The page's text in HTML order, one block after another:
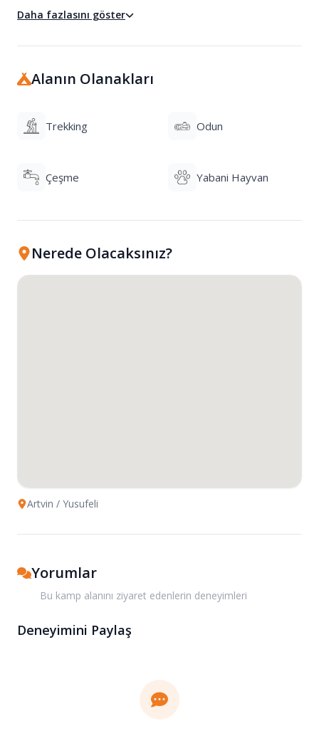
Daha fazlasını göster
Alanın Olanakları
Trekking Odun
Çeşme Yabani Hayvan
Nerede Olacaksınız?
Artvin / Yusufeli
Yorumlar
Bu kamp alanını ziyaret edenlerin deneyimleri
Deneyimini Paylaş